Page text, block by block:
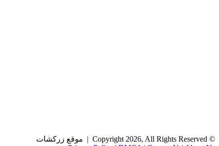
© Copyright 2026, All Rights Reserved | موقع زركشات